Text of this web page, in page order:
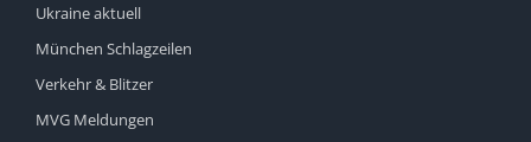
Ukraine aktuell
München Schlagzeilen
Verkehr & Blitzer
MVG Meldungen